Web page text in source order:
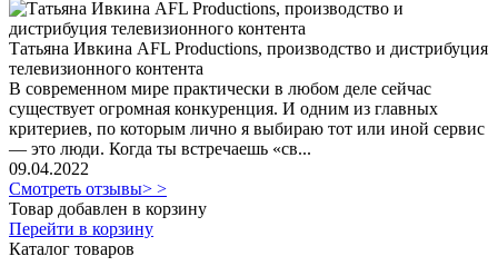
Татьяна Ивкина AFL Productions, производство и дистрибуция
телевизионного контента
В современном мире практически в любом деле сейчас
существует огромная конкуренция. И одним из главных
критериев, по которым лично я выбираю тот или иной сервис
— это люди. Когда ты встречаешь «св...
09.04.2022
Смотреть отзывы> >
Товар добавлен в корзину
Перейти в корзину
Каталог товаров